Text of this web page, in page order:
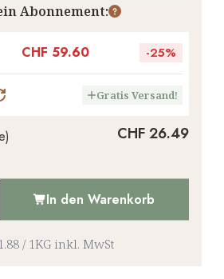
Rabatt
Abonnement:
CHF 59.60 -25%
Gratis Versand!
)
CHF 26.49
In den Warenkorb
/ 1KG inkl. MwSt